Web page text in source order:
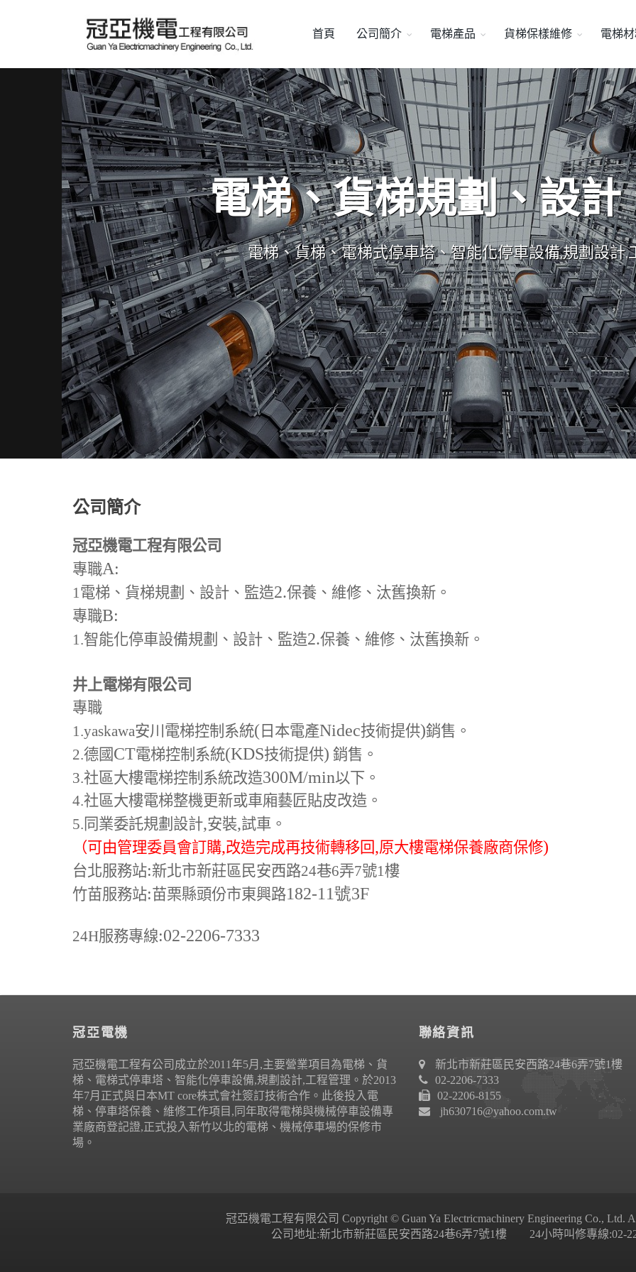
首頁 公司簡介 電梯產品 貨梯保樣維修 電梯
電梯、貨梯規劃、設計
電梯、貨梯、電梯式停車塔、智能化停車設備,規劃設計,
公司簡介
冠亞機電工程有限公司
專職A:
1電梯、貨梯規劃、設計、監造2.保養、維修、汰舊換新。
專職B:
1.智能化停車設備規劃、設計、監造2.保養、維修、汰舊換新。
井上電梯有限公司
專職
1.yaskawa安川電梯控制系統( 日本電產Nidec技術提供)銷售。
2.德國 CT電梯控制系統(KDS技術提供) 銷售。
3.社區大樓電梯控制系統改造300M/min以下。
4.社區大樓電梯整機更新或車廂藝匠貼皮改造。
5. 同業委託規劃設計,安裝,試車。
（可由管理委員會訂購,改造完成再技術轉移回,原大樓電梯保養廠商保修)
台北服務站:新北市新莊區民安西路24巷6弄7號1樓
竹苗服務站:苗栗縣頭份市東興路182-11號3F
24H服務專線:02-2206-7333
冠亞電機
冠亞機電工程有公司成立於2011年5月,主要營業項目為電梯、貨
梯、電梯式停車塔、智能化停車設備,規劃設計,工程管理。於2013
年7月正式與日本MT core株式會社簽訂技術合作。此後投入電
梯、停車塔保養、維修工作項目,同年取得電梯與機械停車設備專
業廠商登記證,正式投入新竹以北的電梯、機械停車場的保修市
場。
聯絡資訊
新北市新莊區民安西路24巷6弄7號1樓
02-2206-7333
02-2206-8155
jh630716@yahoo.com.tw
冠亞機電工程有限公司 Copyright © Guan Ya Electricmachinery Engineering Co., Ltd.
公司地址:新北市新莊區民安西路24巷6弄7號1樓 24小時叫修專線:02-